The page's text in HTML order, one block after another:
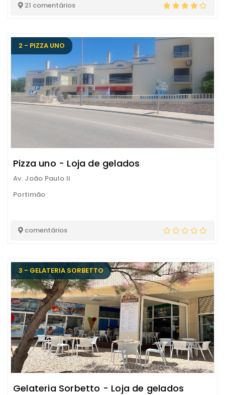
21 comentários
2 - PIZZA UNO
Pizza uno - Loja de gelados
Av. João Paulo II
Portimão
comentários
3 - GELATERIA SORBETTO
Gelateria Sorbetto - Loja de gelados